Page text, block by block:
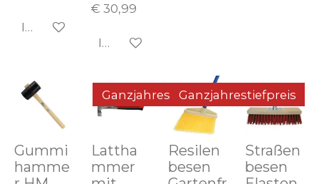
In den Warenkorb
€ 30,99
In den Warenkorb
Gummi
hamme
Lattha
mmer
Ganzjahrestiefpreis
Resilen
besen
Ganzjahrestiefpreis
Straßen
besen